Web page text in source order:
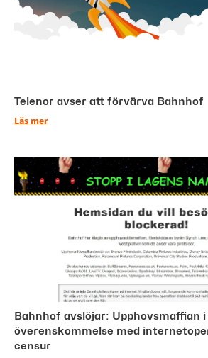
Telenor avser att förvärva Bahnhof
Läs mer
Bahnhof avslöjar: Upphovsmaffian
överenskommelse med
censur